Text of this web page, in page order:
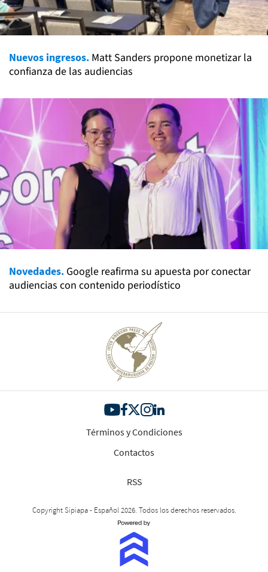
Nuevos ingresos. Matt Sanders propone monetizar la
confianza de las audiencias
Novedades. Google reafirma su apuesta por conectar
audiencias con contenido periodístico
Términos y Condiciones
Contactos
RSS
Copyright Sipiapa - Español 2026. Todos los derechos reservados.